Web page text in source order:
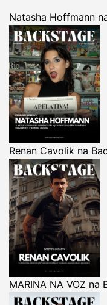
Natasha Hoffmann
Renan Cavolik na
MARINA NA VOZ na